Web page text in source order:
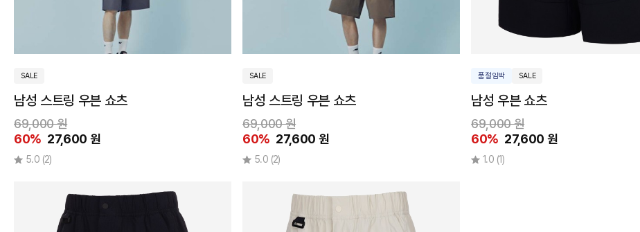
SALE
남성 스트링 우븐 쇼츠
69,000 원
60% 27,600 원
5.0 (2)
SALE
남성 스트링 우븐 쇼츠
69,000 원
60% 27,600 원
5.0 (2)
품절임박 SALE
남성 우븐 쇼츠
69,000 원
60% 27,600 원
1.0 (1)